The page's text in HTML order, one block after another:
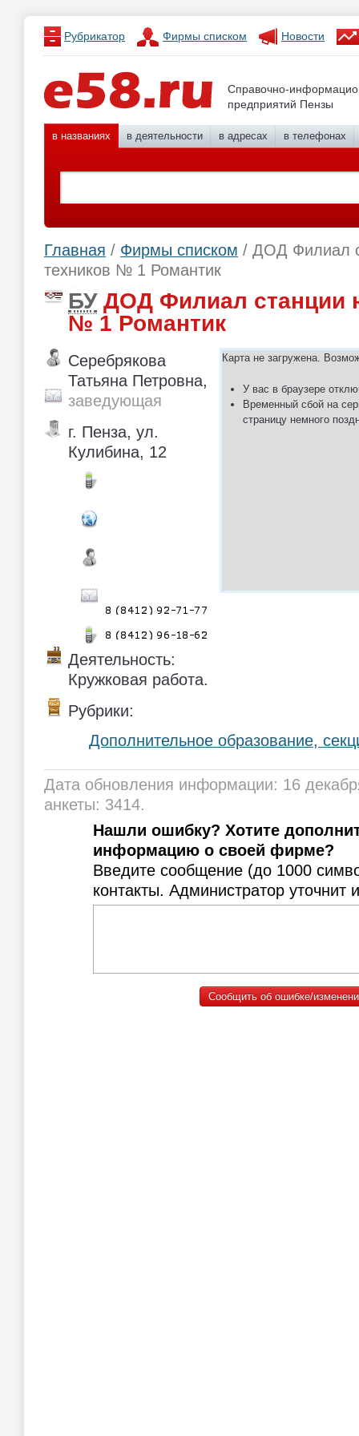
Рубрикатор Фирмы списком Новости
Справочно-
предприятий Пензы
в названиях в деятельности в адресах в телефонах
Главная / Фирмы списком / ДОД Филиал
техников № 1 Романтик
БУДОД Филиал станции
№ 1 Романтик
Карта не загружена.
У вас в браузере
Временный сбой на
страницу немного
Серебрякова
Татьяна Петровна,
заведующая
г. Пенза, ул.
Кулибина, 12
Деятельность:
Кружковая работа.
Рубрики:
Дополнительное образование,
Дата обновления информации: 16
анкеты: 3414.
Нашли ошибку? Хотите
информацию о своей фирме?
Введите сообщение (до 1000
контакты. Администратор